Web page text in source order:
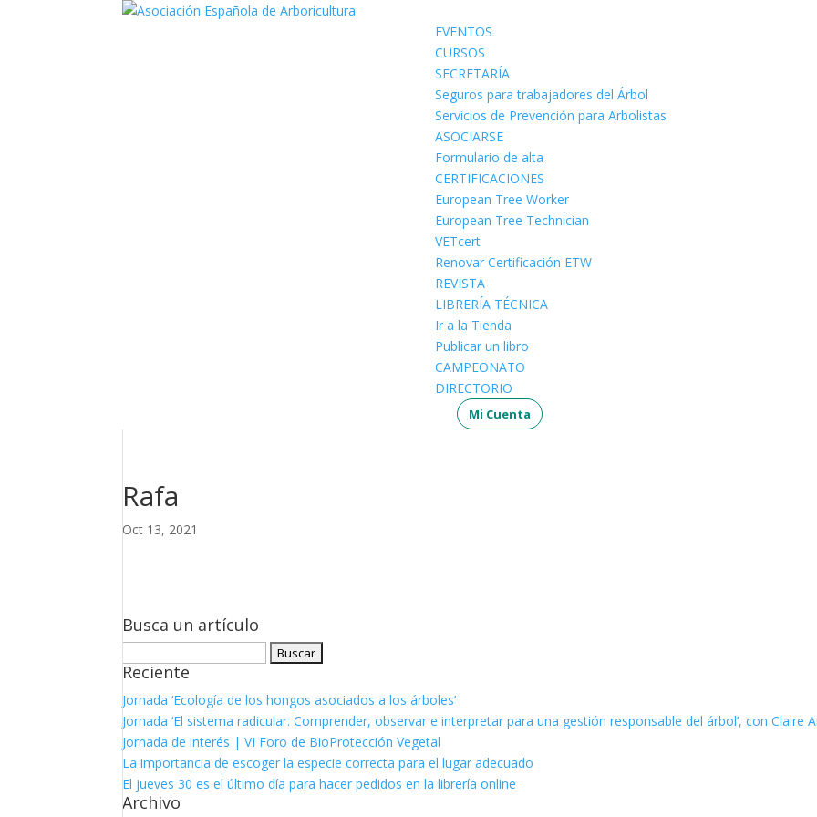
EVENTOS
CURSOS
SECRETARÍA
Seguros para trabajadores del Árbol
Servicios de Prevención para Arbolistas
ASOCIARSE
Formulario de alta
CERTIFICACIONES
European Tree Worker
European Tree Technician
VETcert
Renovar Certificación ETW
REVISTA
LIBRERÍA TÉCNICA
Ir a la Tienda
Publicar un libro
CAMPEONATO
DIRECTORIO
Mi Cuenta
Rafa
Oct 13, 2021
Busca un artículo
Reciente
Jornada ‘Ecología de los hongos asociados a los árboles’
Jornada ‘El sistema radicular. Comprender, observar e interpretar para una gestión responsable del árbol’, con Claire
Jornada de interés | VI Foro de BioProtección Vegetal
La importancia de escoger la especie correcta para el lugar adecuado
El jueves 30 es el último día para hacer pedidos en la librería online
Archivo